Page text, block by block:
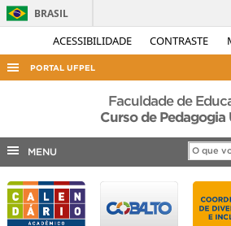
ACESSIBILIDADE CONTRASTE
BRASIL
PORTAL UFPEL
ACESSO À INFORMAÇÃO
COBALTO
EDITAIS
Faculdade de
Curso de Pedagogia
MENU